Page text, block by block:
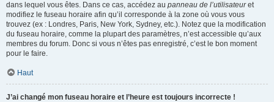
dans lequel vous êtes. Dans ce cas, accédez au panneau de l’utilisateuret
modifiez le fuseau horaire afin qu’il corresponde à la zone où vous vous
trouvez (ex : Londres, Paris, New York, Sydney, etc.). Notez que la modification
du fuseau horaire, comme la plupart des paramètres, n’est accessible qu’aux
membres du forum. Donc si vous n’êtes pas enregistré, c’est le bon moment
pour le faire.
Haut
J’ai changé mon fuseau horaire et l’heure est toujours incorrecte !